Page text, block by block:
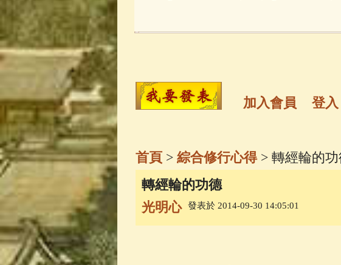
玉曆寶鈔(236) 地藏經
高僧故事 (141) 放生護生
一切如來心秘密全身舍利
釋迦牟尼佛傳 (69)
加入會員 登入
首頁> 綜合修行心得> 轉經輪的功
轉經輪的功德
光明心
發表於 2014-09-30 14:05:01